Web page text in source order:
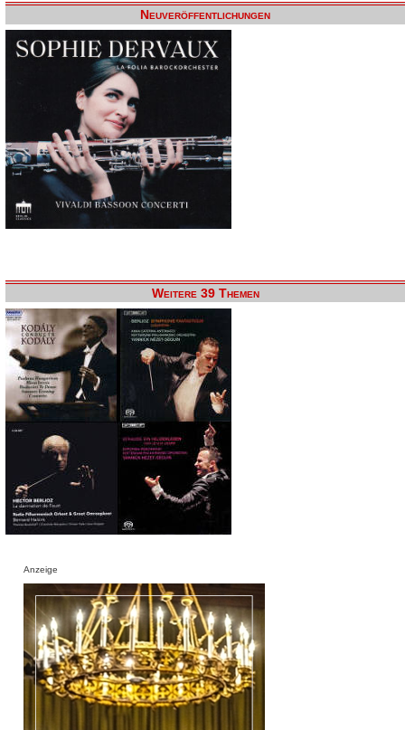
Neuveröffentlichungen
Weitere 39 Themen
Anzeige